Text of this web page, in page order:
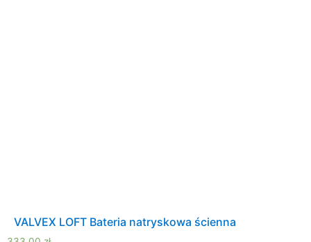
VALVEX LOFT Bateria natryskowa ścienna